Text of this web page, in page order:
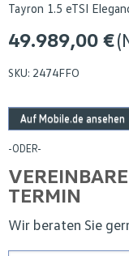
Tayron 1.5 eTSI
49.989,00 €
SKU: 2474FFO
Auf Mobile.de ansehen
-ODER-
TERMIN
Wir beraten Sie